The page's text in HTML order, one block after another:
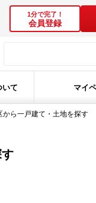
1分で完了！
会員登録
いて マイ
ら一戸建て・土地を探す